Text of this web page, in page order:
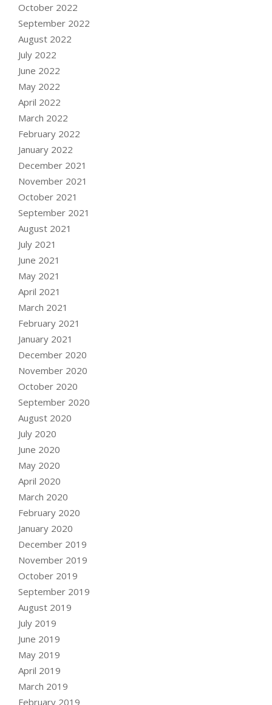
October 2022
September 2022
August 2022
July 2022
June 2022
May 2022
April 2022
March 2022
February 2022
January 2022
December 2021
November 2021
October 2021
September 2021
August 2021
July 2021
June 2021
May 2021
April 2021
March 2021
February 2021
January 2021
December 2020
November 2020
October 2020
September 2020
August 2020
July 2020
June 2020
May 2020
April 2020
March 2020
February 2020
January 2020
December 2019
November 2019
October 2019
September 2019
August 2019
July 2019
June 2019
May 2019
April 2019
March 2019
February 2019